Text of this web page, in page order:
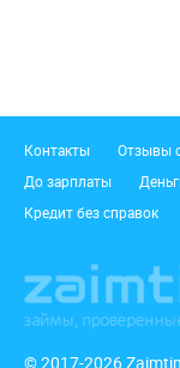
Подвал
Контакты Отзывы
До зарплаты
Кредит без справок
© 2017-2026